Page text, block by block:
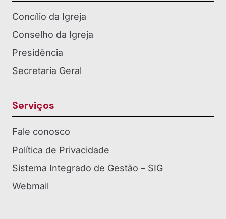
Concílio da Igreja
Conselho da Igreja
Presidência
Secretaria Geral
Serviços
Fale conosco
Política de Privacidade
Sistema Integrado de Gestão – SIG
Webmail